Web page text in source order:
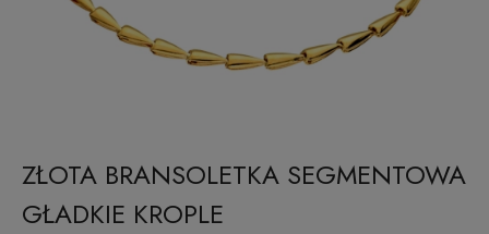
ZŁOTA BRANSOLETKA SEGMENTOWA
GŁADKIE KROPLE